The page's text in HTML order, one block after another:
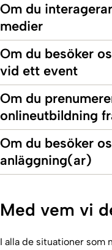
Om du
medier
Om du besöker
vid ett event
Om du
onlineutbildning
Om du besöker
anläggning(ar)
Med vem vi
I alla de situationer som